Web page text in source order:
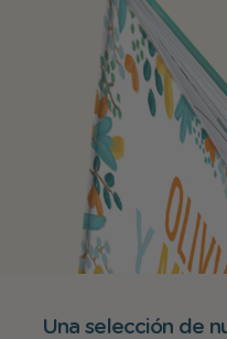
Una selección de